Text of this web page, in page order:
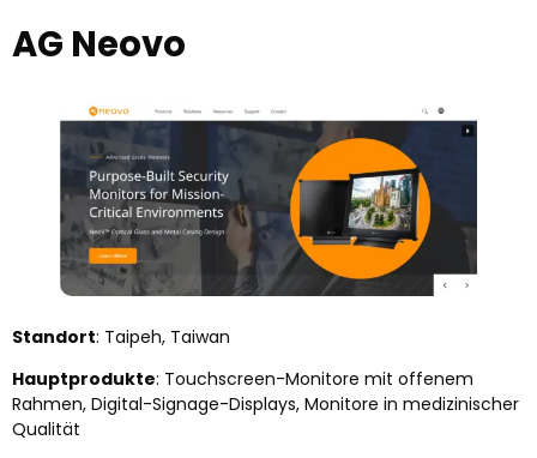
AG Neovo
Standort: Taipeh, Taiwan
Hauptprodukte: Touchscreen-Monitore mit offenem
Rahmen, Digital-Signage-Displays, Monitore in medizinischer
Qualität